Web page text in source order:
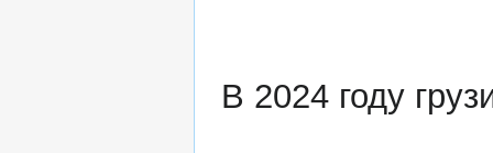
В 2024 году